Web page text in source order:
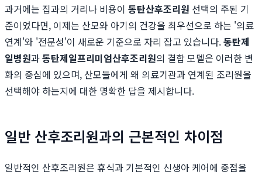
과거에는 집과의 거리나 비용이 동탄산후조리원 선택의 주된 기
준이었다면, 이제는 산모와 아기의 건강을 최우선으로 하는 '의료
연계'와 '전문성'이 새로운 기준으로 자리 잡고 있습니다.동탄제
일병원과동탄제일프리미엄산후조리원의 결합 모델은 이러한 변
화의 중심에 있으며, 산모들에게 왜 의료기관과 연계된 조리원을
선택해야 하는지에 대한 명확한 답을 제시합니다.
일반 산후조리원과의 근본적인 차이점
일반적인 산후조리원은 휴식과 기본적인 신생아 케어에 중점을